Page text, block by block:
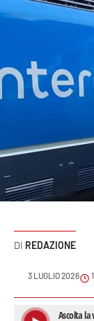
Attualità
Economia e
Italia Mondo
Sport
Cultura
Podcast
Meteo
Editoriali
REDAZIONE
3 LUGLIO 2026